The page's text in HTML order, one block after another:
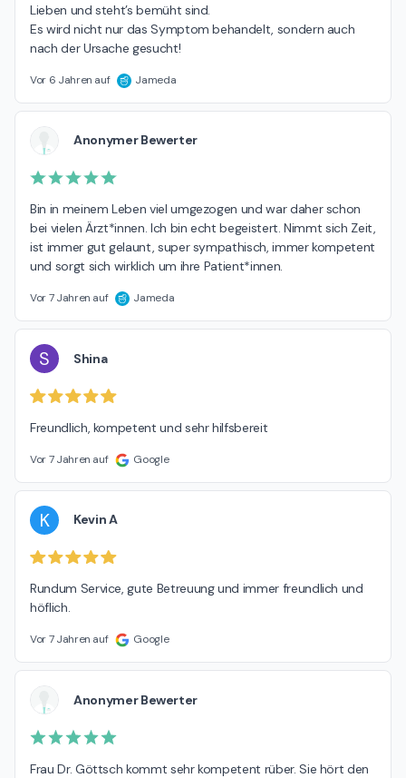
Lieben und steht’s bemüht sind.
Es wird nicht nur das Symptom behandelt, sondern auch
nach der Ursache gesucht!
Vor 6 Jahren auf Jameda
Anonymer Bewerter
Bin in meinem Leben viel umgezogen und war daher schon
bei vielen Ärzt*innen. Ich bin echt begeistert. Nimmt sich Zeit,
ist immer gut gelaunt, super sympathisch, immer kompetent
und sorgt sich wirklich um ihre Patient*innen.
Vor 7 Jahren auf Jameda
S Shina
Freundlich, kompetent und sehr hilfsbereit
Vor 7 Jahren auf Google
K Kevin A
Rundum Service, gute Betreuung und immer freundlich und
höflich.
Vor 7 Jahren auf Google
Anonymer Bewerter
Frau Dr. Göttsch kommt sehr kompetent rüber. Sie hört den